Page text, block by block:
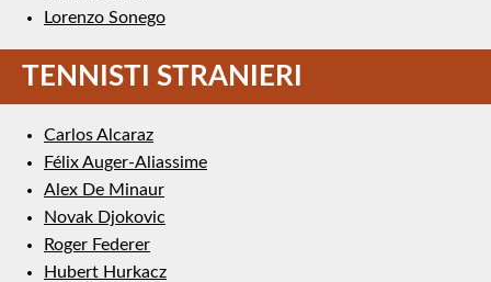
Lorenzo Sonego
TENNISTI STRANIERI
Carlos Alcaraz
Félix Auger-Aliassime
Alex De Minaur
Novak Djokovic
Roger Federer
Hubert Hurkacz